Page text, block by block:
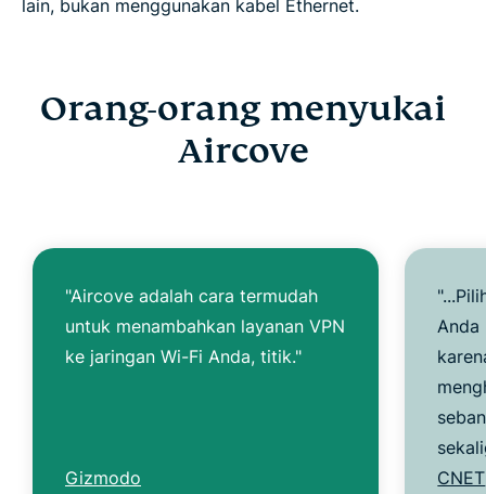
lain, bukan menggunakan kabel Ethernet.
Orang-orang menyukai
Aircove
"Aircove adalah cara termudah
untuk menambahkan layanan VPN
ke jaringan Wi-Fi Anda, titik."
Gizmodo
Anda
CNET